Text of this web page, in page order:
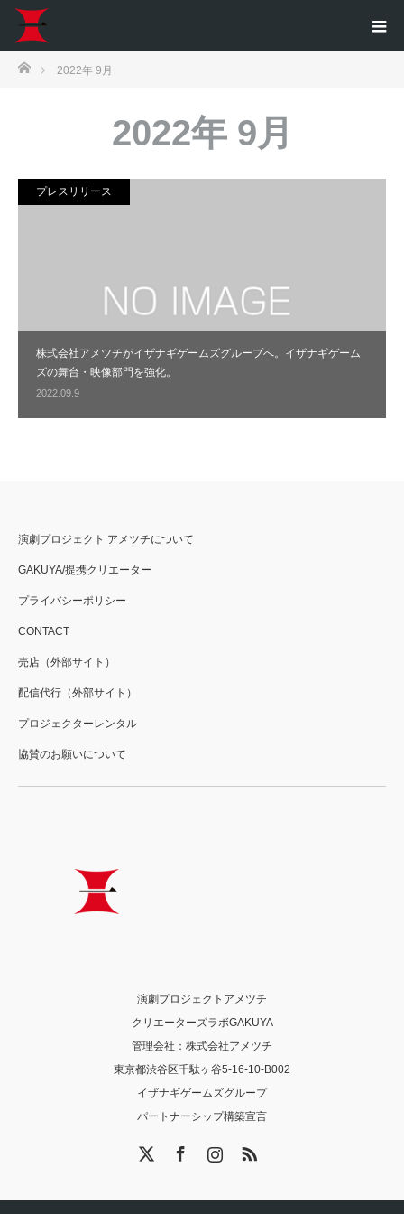
ホーム2022年 9月
2022年 9月
株式会社アメツチがイザナギゲームズグループへ。イザナギゲーム
ズの舞台・映像部門を強化。
2022.09.9
プレスリリース
演劇プロジェクト アメツチについて
GAKUYA/提携クリエーター
プライバシーポリシー
CONTACT
売店（外部サイト）
配信代行（外部サイト）
プロジェクターレンタル
協賛のお願いについて
演劇プロジェクトアメツチ
クリエーターズラボGAKUYA
管理会社：株式会社アメツチ
東京都渋谷区千駄ヶ谷5-16-10-B002
イザナギゲームズグループ
パートナーシップ構築宣言